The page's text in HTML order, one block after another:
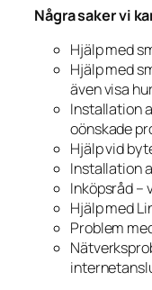
Några saker vi
Hjälp med
Hjälp med
även visa
Installation
oönskade
Hjälp vid
Installation
Inköpsråd –
Hjälp med
Problem